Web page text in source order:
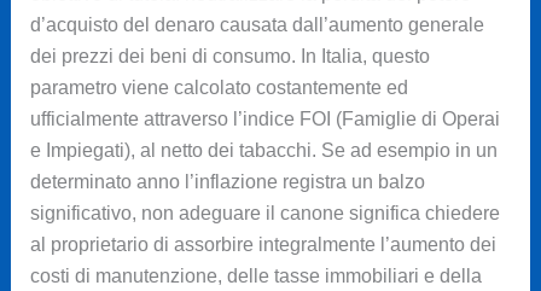
d’acquisto del denaro causata dall’aumento generale
dei prezzi dei beni di consumo. In Italia, questo
parametro viene calcolato costantemente ed
ufficialmente attraverso l’indice FOI (Famiglie di Operai
e Impiegati), al netto dei tabacchi. Se ad esempio in un
determinato anno l’inflazione registra un balzo
significativo, non adeguare il canone significa chiedere
al proprietario di assorbire integralmente l’aumento dei
costi di manutenzione, delle tasse immobiliari e della